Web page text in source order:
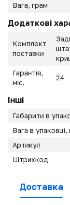
Вага, грам
Додаткові
Комплект
поставки
Гарантія,
міс.
24
Інші
Габарити в
Вага в упаковці,
Артикул
Штрихкод
Доставка